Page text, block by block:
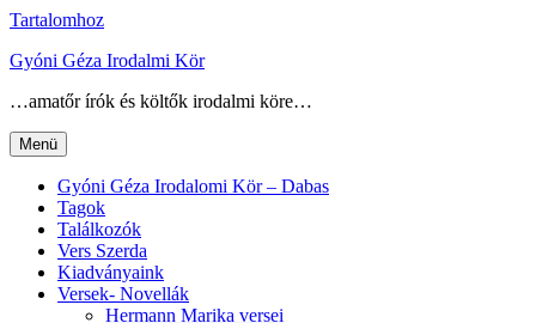
Tartalomhoz
Gyóni Géza Irodalmi Kör
…amatőr írók és költők irodalmi köre…
Menü
Gyóni Géza Irodalomi Kör – Dabas
Tagok
Találkozók
Vers Szerda
Kiadványaink
Versek- Novellák
Hermann Marika versei